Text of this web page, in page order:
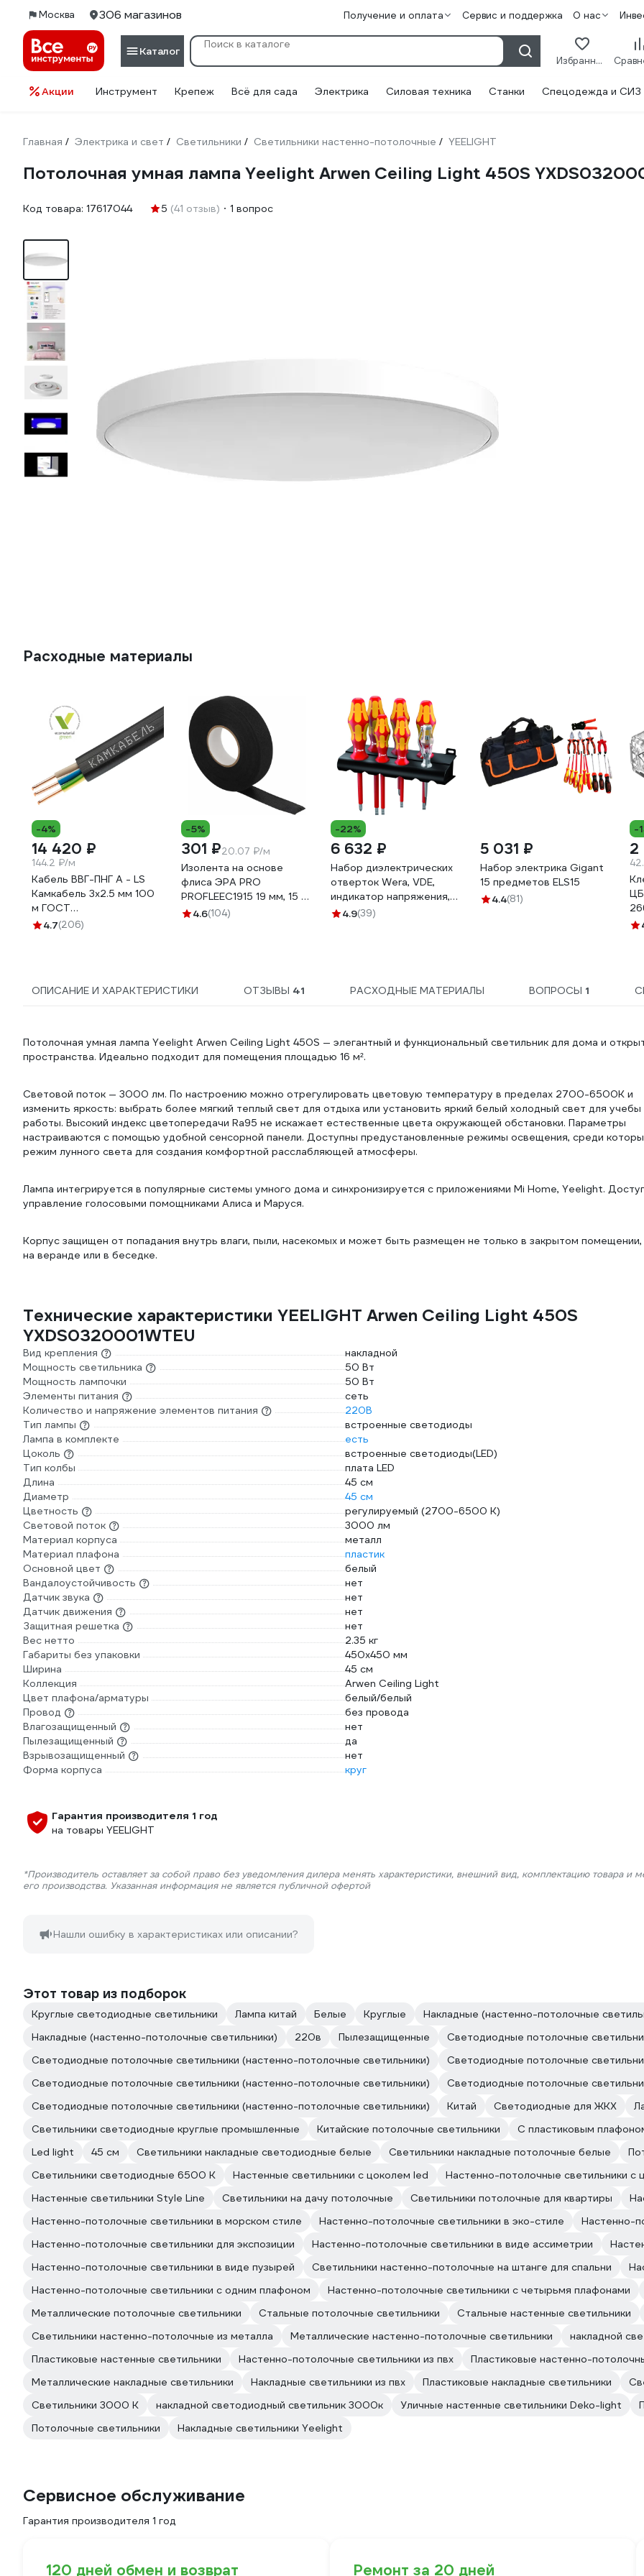
Москва 306 магазинов Получение и оплата Сервис и поддержка О нас
Каталог
Избранное
Акции Инструмент Крепеж Всё для сада Электрика Силовая техника Станки Спецодежда и СИЗ
Главная / Электрика и свет / Светильники / Светильники настенно-потолочные / YEELIGHT
Потолочная умная лампа Yeelight Arwen Ceiling Light 450S
Код товара: 17617044 5 (41 отзыв) 1 вопрос
Расходные материалы
-4%
14 420 ₽
144.2 ₽/м
Кабель ВВГ-ПНГ А - LS
Камкабель 3x2.5 мм 100
м ГОСТ
1157К30HG00070А0100М
4.7(206)
-5%
301 ₽20.07 ₽/м
Изолента на основе
флиса ЭРА PRO
PROFLEEC1915 19 мм, 15 м,
0,3 мм, черная Б0057181
4.6(104)
-22%
6 632 ₽
Набор диэлектрических
отверток Wera, VDE,
индикатор напряжения,
подставка, 7 предметов,
4.9(39)
5 031 ₽
Набор электрика Gigant
15 предметов ELS15
4.4(81)
-
2
ОПИСАНИЕ И ХАРАКТЕРИСТИКИ ОТЗЫВЫ 41 РАСХОДНЫЕ МАТЕРИАЛЫ ВОПРОСЫ 1
Потолочная умная лампа Yeelight Arwen Ceiling Light 450S — элегантный и функциональный светильник для дома и
пространства. Идеально подходит для помещения площадью 16 м².
Световой поток — 3000 лм. По настроению можно отрегулировать цветовую температуру в пределах 2700-6500К и
изменить яркость: выбрать более мягкий теплый свет для отдыха или установить яркий белый холодный свет для учебы
работы. Высокий индекс цветопередачи Ra95 не искажает естественные цвета окружающей обстановки. Параметры
настраиваются с помощью удобной сенсорной панели. Доступны предустановленные режимы освещения, среди
режим лунного света для создания комфортной расслабляющей атмосферы.
Лампа интегрируется в популярные системы умного дома и синхронизируется с приложениями Mi Home, Yeelight.
управление голосовыми помощниками Алиса и Маруся.
Корпус защищен от попадания внутрь влаги, пыли, насекомых и может быть размещен не только в закрытом помещении,
на веранде или в беседке.
Технические характеристики YEELIGHT Arwen Ceiling Light 450S
YXDS0320001WTEU
Вид крепления
накладной
Мощность светильника
50 Вт
Мощность лампочки
50 Вт
Элементы питания
сеть
Количество и напряжение элементов питания
220В
Тип лампы
встроенные светодиоды
Лампа в комплекте
есть
Цоколь
встроенные светодиоды(LED)
Тип колбы
плата LED
Длина
45 см
Диаметр
45 см
Цветность
регулируемый (2700-6500 K)
Световой поток
3000 лм
Материал корпуса
металл
Материал плафона
пластик
Основной цвет
белый
Вандалоустойчивость
нет
Датчик звука
нет
Датчик движения
нет
Защитная решетка
нет
Вес нетто
2.35 кг
Габариты без упаковки
450х450 мм
Ширина
45 см
Коллекция
Arwen Ceiling Light
Цвет плафона/арматуры
белый/белый
Провод
без провода
Влагозащищенный
нет
Пылезащищенный
да
Взрывозащищенный
нет
Форма корпуса
круг
Гарантия производителя 1 год
на товары YEELIGHT
*Производитель оставляет за собой право без уведомления дилера менять характеристики, внешний вид, комплектацию товара и
его производства. Указанная информация не является публичной офертой
Нашли ошибку в характеристиках или описании?
Этот товар из подборок
Круглые светодиодные светильники Лампа китай Белые Круглые
Накладные (настенно-потолочные
Накладные (настенно-потолочные светильники)
220в Пылезащищенные
Светодиодные потолочные
Светодиодные потолочные светильники (настенно-потолочные светильники)
Светодиодные потолочные
Светодиодные потолочные светильники (настенно-потолочные светильники)
Светодиодные потолочные
Светодиодные потолочные светильники (настенно-потолочные светильники)
Китай Светодиодные для ЖКХ
Светильники светодиодные круглые промышленные
Китайские потолочные светильники
С пластиковым
Led light
45 см Светильники накладные светодиодные белые Светильники накладные потолочные белые
Светильники светодиодные 6500 К
Настенные светильники с цоколем led
Настенно-потолочные светильники с
Настенные светильники Style Line
Светильники на дачу потолочные Светильники потолочные для квартиры
Настенно-потолочные светильники в морском стиле
Настенно-потолочные светильники в эко-стиле
Настенно-
Настенно-потолочные светильники для экспозиции
Настенно-потолочные светильники в виде ассиметрии
Настенно-потолочные светильники в виде пузырей
Светильники настенно-потолочные на штанге для спальни
Настенно-потолочные светильники с одним плафоном
Настенно-потолочные светильники с четырьмя плафонами
Металлические потолочные светильники
Стальные потолочные светильники
Стальные настенные светильники
Светильники настенно-потолочные из металла
Металлические настенно-потолочные светильники
накладной
Пластиковые настенные светильники
Настенно-потолочные светильники из пвх
Пластиковые настенно-
Металлические накладные светильники
Накладные светильники из пвх Пластиковые накладные светильники
Светильники 3000 К
накладной светодиодный светильник 3000к Уличные настенные светильники Deko-light
Потолочные светильники
Накладные светильники Yeelight
Сервисное обслуживание
Гарантия производителя 1 год
120 дней обмен и возврат Ремонт за 20 дней